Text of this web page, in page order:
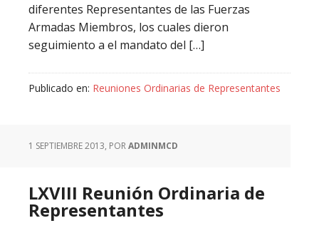
diferentes Representantes de las Fuerzas
Armadas Miembros, los cuales dieron
seguimiento a el mandato del […]
Publicado en: Reuniones Ordinarias de Representantes
1 SEPTIEMBRE 2013, PORADMINMCD
LXVIII Reunión Ordinaria de
Representantes